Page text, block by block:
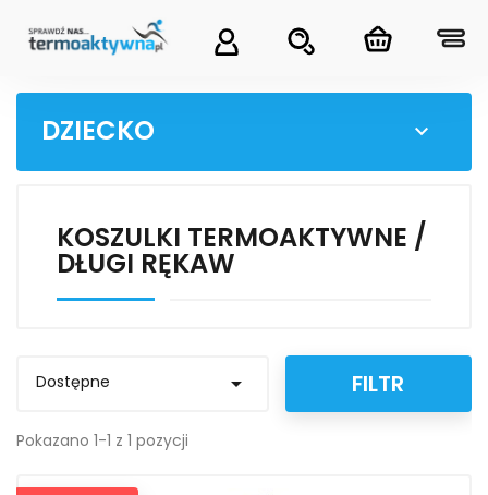
DZIECKO 
KOSZULKI TERMOAKTYWNE /
DŁUGI RĘKAW
Dostępne  FILTR
Pokazano 1-1 z 1 pozycji